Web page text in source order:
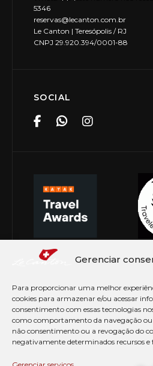
Gerenciar
Para proporcionar uma melhor
cookies para armazenar e/ou acessar
consentimento com essas tecnologias
como comportamento da navegação ou
não consentimento ou a revogação do
negativamente determinados recursos e
5346
reservas@lecanton.com.br
Le Canton | Teresópolis / RJ
CNPJ 29.920.394/0001-88
SOCIAL
© Copyright 2026 Le